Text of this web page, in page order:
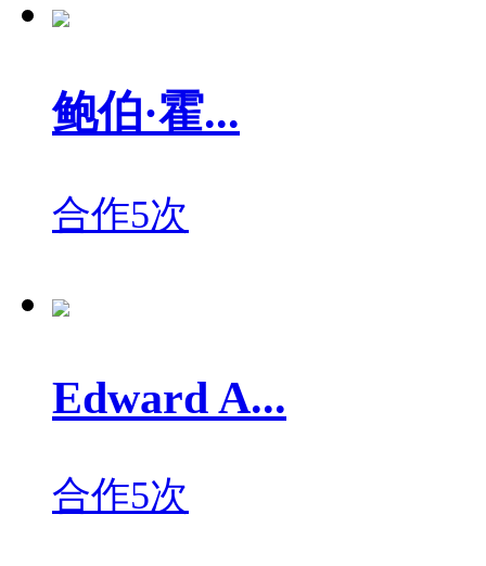
鲍伯·霍...
合作5次
Edward A...
合作5次